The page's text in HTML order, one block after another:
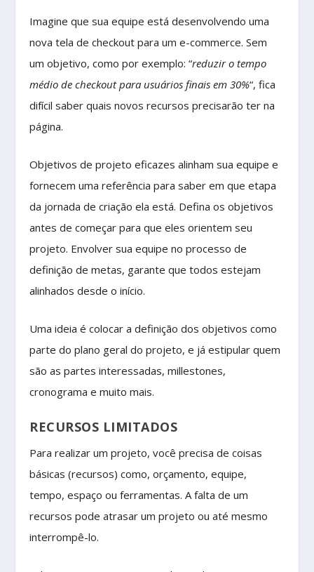
Imagine que sua equipe está desenvolvendo uma
nova tela de checkout para um e-commerce. Sem
um objetivo, como por exemplo: “reduzir o tempo
médio de checkout para usuários finais em 30%“, fica
difícil saber quais novos recursos precisarão ter na
página.
Objetivos de projeto eficazes alinham sua equipe e
fornecem uma referência para saber em que etapa
da jornada de criação ela está. Defina os objetivos
antes de começar para que eles orientem seu
projeto. Envolver sua equipe no processo de
definição de metas, garante que todos estejam
alinhados desde o início.
Uma ideia é colocar a definição dos objetivos como
parte do plano geral do projeto, e já estipular quem
são as partes interessadas, millestones,
cronograma e muito mais.
RECURSOS LIMITADOS
Para realizar um projeto, você precisa de coisas
básicas (recursos) como, orçamento, equipe,
tempo, espaço ou ferramentas. A falta de um
recursos pode atrasar um projeto ou até mesmo
interrompê-lo.